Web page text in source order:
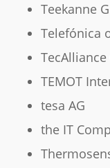
Teekanne
Telefónica
TEMOT
tesa AG
the IT